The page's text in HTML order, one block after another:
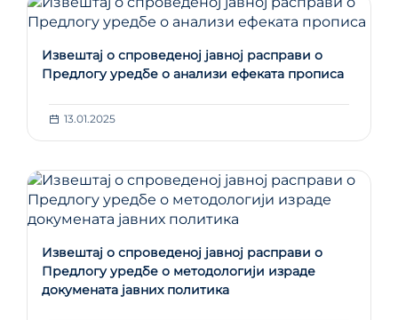
Извештај о спроведеној јавној расправи о
Предлогу уредбе о анализи ефеката прописа
13.01.2025
Извештај о спроведеној јавној расправи о
Предлогу уредбе о методологији израде
докумената јавних политика